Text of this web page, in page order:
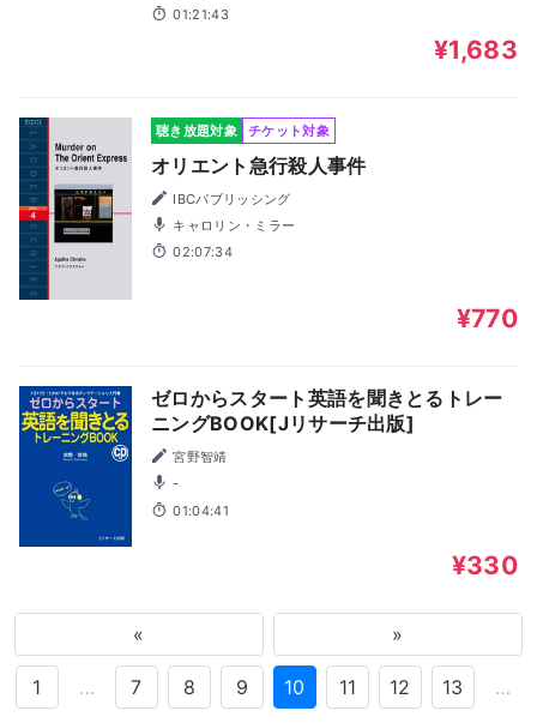
01:21:43
¥1,683
聴き放題対象 チケット対象
オリエント急行殺人事件
IBCパブリッシング
キャロリン・ミラー
02:07:34
¥770
ゼロからスタート英語を聞きとるトレー
ニングBOOK[Jリサーチ出版]
宮野智靖
-
01:04:41
¥330
« »
1 … 7 8 9 10 11 12 13 …